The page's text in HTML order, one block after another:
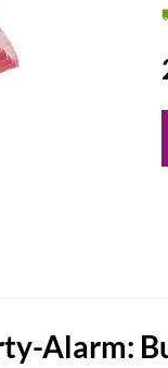
Alarm: